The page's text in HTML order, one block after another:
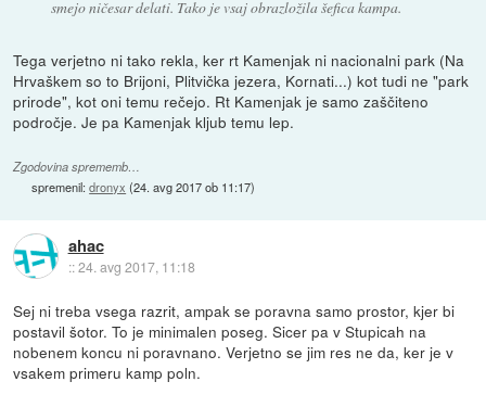
smejo ničesar delati. Tako je vsaj obrazložila šefica kampa.
Tega verjetno ni tako rekla, ker rt Kamenjak ni nacionalni park (Na
Hrvaškem so to Brijoni, Plitvička jezera, Kornati...) kot tudi ne "park
prirode", kot oni temu rečejo. Rt Kamenjak je samo zaščiteno
področje. Je pa Kamenjak kljub temu lep.
Zgodovina sprememb…
spremenil:dronyx (24. avg 2017 ob 11:17)
ahac
::24. avg 2017, 11:18
Sej ni treba vsega razrit, ampak se poravna samo prostor, kjer bi
postavil šotor. To je minimalen poseg. Sicer pa v Stupicah na
nobenem koncu ni poravnano. Verjetno se jim res ne da, ker je v
vsakem primeru kamp poln.